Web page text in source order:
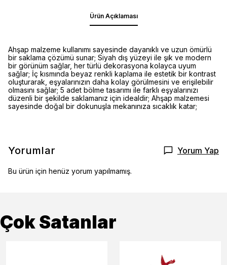
Ürün Açıklaması
Ahşap malzeme kullanımı sayesinde dayanıklı ve uzun ömürlü
bir saklama çözümü sunar; Siyah dış yüzeyi ile şık ve modern
bir görünüm sağlar, her türlü dekorasyona kolayca uyum
sağlar; İç kısmında beyaz renkli kaplama ile estetik bir kontrast
oluşturarak, eşyalarınızın daha kolay görülmesini ve erişilebilir
olmasını sağlar; 5 adet bölme tasarımı ile farklı eşyalarınızı
düzenli bir şekilde saklamanız için idealdir; Ahşap malzemesi
sayesinde doğal bir dokunuşla mekanınıza sıcaklık katar;
Yorumlar Yorum Yap
Bu ürün için henüz yorum yapılmamış.
Çok Satanlar